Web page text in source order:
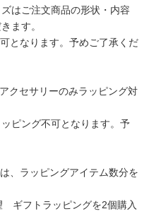
はご注文商品の形状・内容
ます。
となります。予めご了承くだ
クセサリーのみラッピング対
ピング不可となります。予
、ラッピングアイテム数分を
フトラッピングを2個購入